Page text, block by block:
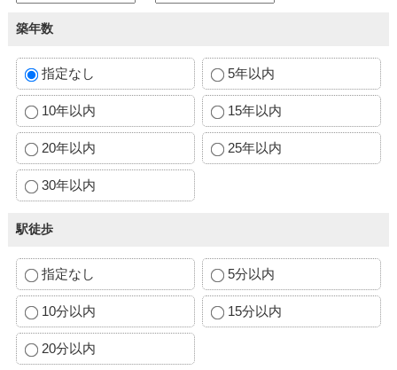
築年数
指定なし 5年以内
10年以内 15年以内
20年以内 25年以内
30年以内
駅徒歩
指定なし 5分以内
10分以内 15分以内
20分以内